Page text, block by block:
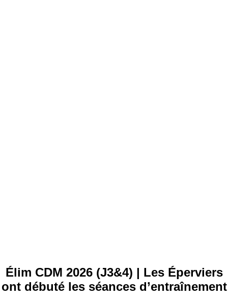
Élim CDM 2026 (J3&4) | Les Éperviers
ont débuté les séances d’entraînement